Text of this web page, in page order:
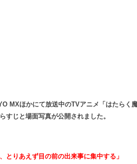
MXほかにて放送中のTVアニメ「はたらく
すじと場面写真が公開されました。
とりあえず⽬の前の出来事に集中する」